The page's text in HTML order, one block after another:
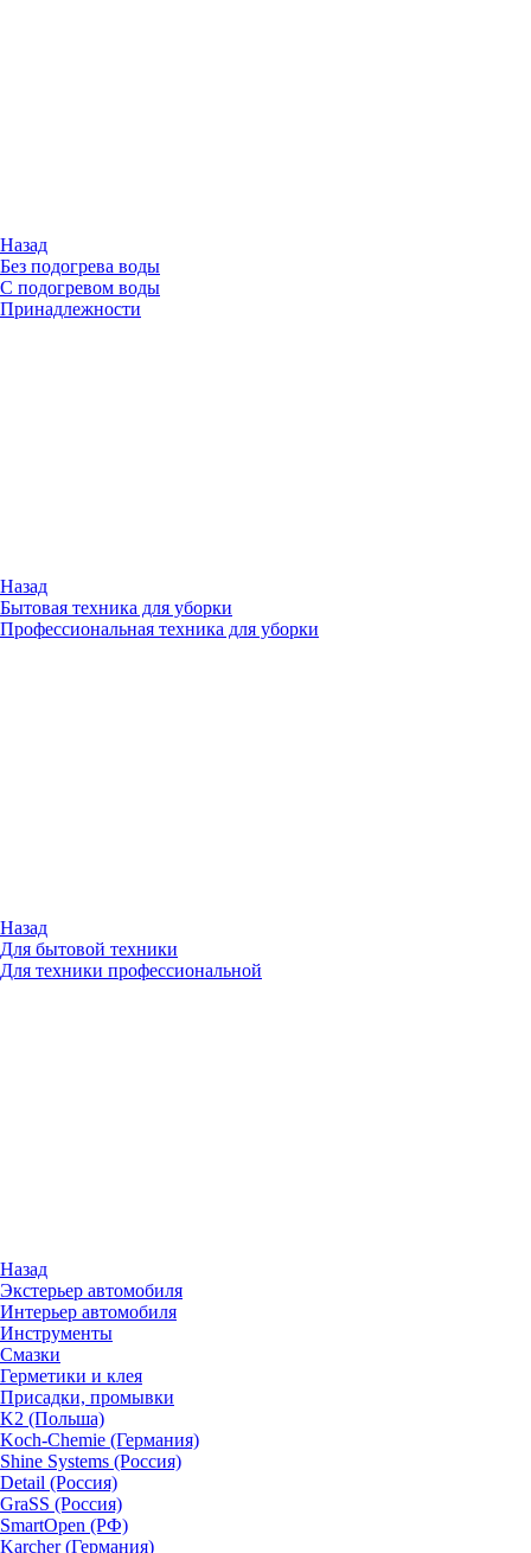
Назад
Без подогрева воды
С подогревом воды
Принадлежности
Назад
Бытовая техника для уборки
Профессиональная техника для уборки
Назад
Для бытовой техники
Для техники профессиональной
Назад
Экстерьер автомобиля
Интерьер автомобиля
Инструменты
Смазки
Герметики и клея
Присадки, промывки
K2 (Польша)
Koch-Chemie (Германия)
Shine Systems (Россия)
Detail (Россия)
GraSS (Россия)
SmartOpen (РФ)
Karcher (Германия)